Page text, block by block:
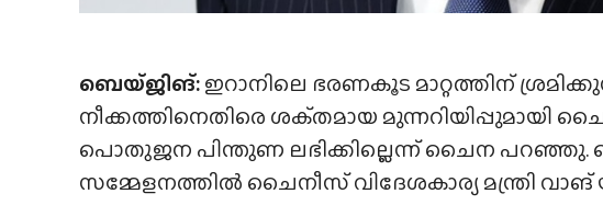
ബെയ്‌ജിങ്‌:ഇറാനിലെ ഭരണകൂട മാറ്റത്തിന്
നീക്കത്തിനെതിരെ ശക്‌തമായ മുന്നറിയിപ്പുമായി
പൊതുജന പിന്തുണ ലഭിക്കില്ലെന്ന് ചൈന പറഞ്ഞു.
സമ്മേളനത്തിൽ ചൈനീസ് വിദേശകാര്യ മന്ത്രി